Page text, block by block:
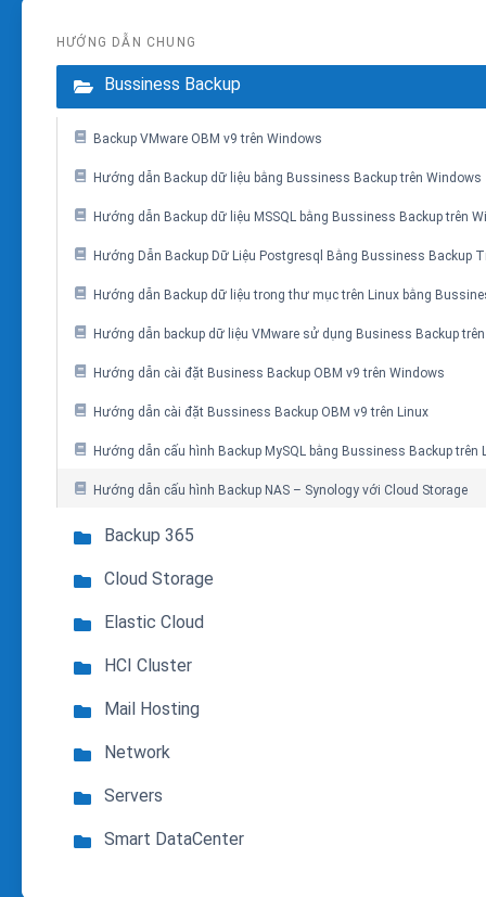
HƯỚNG DẪN CHUNG
Bussiness Backup
Backup VMware OBM v9 trên Windows
Hướng dẫn Backup dữ liệu bằng Bussiness Backup trên Windows
Hướng dẫn Backup dữ liệu MSSQL bằng Bussiness Backup trên
Hướng Dẫn Backup Dữ Liệu Postgresql Bằng Bussiness Backup
Hướng dẫn Backup dữ liệu trong thư mục trên Linux bằng
Hướng dẫn backup dữ liệu VMware sử dụng Business Backup
Hướng dẫn cài đặt Business Backup OBM v9 trên Windows
Hướng dẫn cài đặt Bussiness Backup OBM v9 trên Linux
Hướng dẫn cấu hình Backup MySQL bằng Bussiness Backup trên
Hướng dẫn cấu hình Backup NAS – Synology với Cloud Storage
Backup 365
Cloud Storage
Elastic Cloud
HCI Cluster
Mail Hosting
Network
Servers
Smart DataCenter